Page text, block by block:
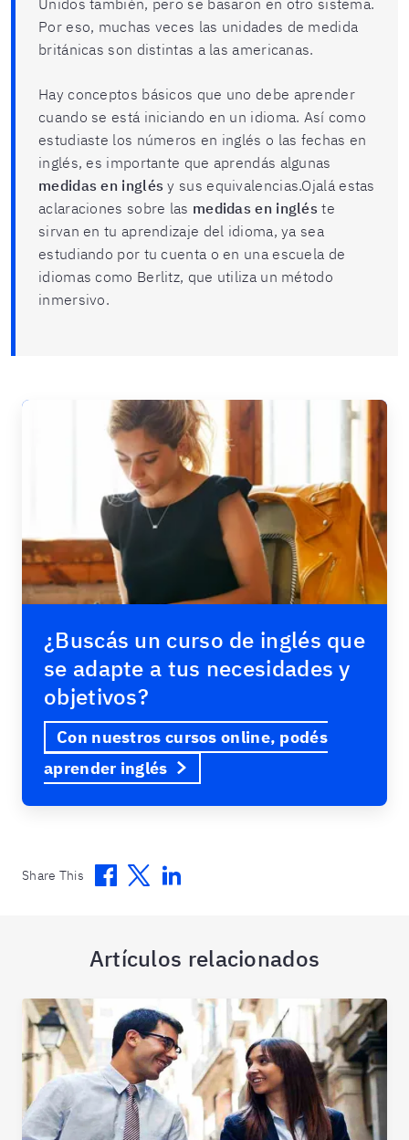
Por eso, muchas veces las unidades de medida
británicas son distintas a las americanas.
Hay conceptos básicos que uno debe aprender
cuando se está iniciando en un idioma. Así como
estudiaste los números en inglés o las fechas en
inglés, es importante que aprendás algunas
medidas en inglés y sus equivalencias.Ojalá estas
aclaraciones sobre las medidas en ingléste
sirvan en tu aprendizaje del idioma, ya sea
estudiando por tu cuenta o en una escuela de
idiomas como Berlitz, que utiliza un método
inmersivo.
¿Buscás un curso de inglés que
se adapte a tus necesidades y
objetivos?
Con nuestros cursos online, podés
aprender inglés
Share This Facebook
TwitterLinkedin
Artículos relacionados